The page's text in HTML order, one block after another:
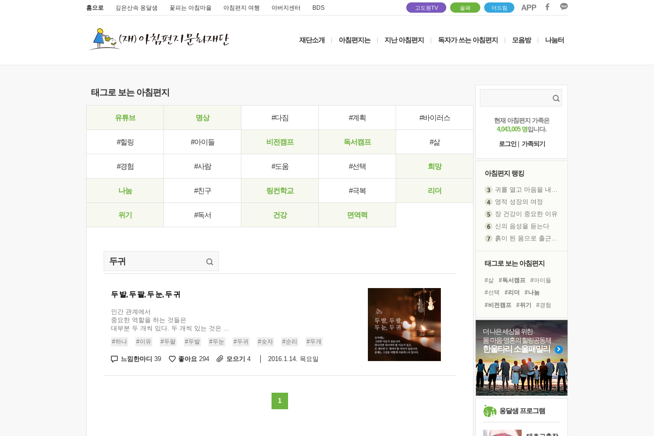
홈으로 깊은산속 옹달샘 꽃피는 아침마을 아침편지 여행 아버지센터 BDS 고도원TV 솔패 더드림
재단소개 아침편지는 지난 아침편지 독자가 쓰는 아침편지 모음방 나눔터
태그로 보는 아침편지
유튜브 명상 #다짐 #계획 #바이러스
#힐링 #아이들 비전캠프 독서캠프 #삶
#경험 #사람 #도움 #선택 희망
나눔 #친구 링컨학교 #극복 리더
위기 #독서 건강 면역력
두 발, 두 팔, 두 눈, 두 귀
인간 관계에서
중요한 역할을 하는 것들은
대부분 두 개씩 있다. 두 개씩 있는 것은 ...
#하나 #이유 #두팔 #두발 #두눈 #두귀 #숫자 #순리 #두개
느낌한마디 39 좋아요 294 모으기 4 2016.1.14. 목요일
1
현재 아침편지 가족은
4,043,005 명입니다.
로그인
가족되기
아침편지 랭킹
귀를 열고 마음을 내어주고
영적 성장의 여정
장 건강이 중요한 이유
신의 음성을 듣는다
흙이 된 몸으로 출근하는 여자
졸업식 사진을 보며
아픈 아버지를 위한 공간 설계
극심한 변비, 어깨결림, 수면 장애
보고 싶은 어머니
유년 시절의 부산 영도 바다
못된 꼰대들
거울 속의 나
희망이란
'모른다'는 것
태그로 보는 아침편지
#삶 #독서캠프
#아이들
#선택
#리더
#나눔
#비전캠프
#위기
#경험
#극복
#유튜브
#사람
#바이러스
#힐링
#링컨학교
#친구
#도움
#면역력
#희망
#건강
#계획
더 나은 세상을 위한
몸·마음·영혼의 힐링공동체
한울타리 소울패밀리
옹달샘 프로그램